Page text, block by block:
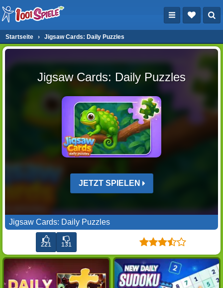
Startseite › Jigsaw Cards: Daily Puzzles
Jigsaw Cards: Daily Puzzles
JETZT SPIELEN
Jigsaw Cards: Daily Puzzles
221 131